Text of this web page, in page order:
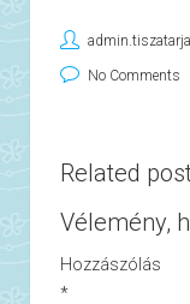
No Comments
Related
Vélemény,
Hozzászólás
*